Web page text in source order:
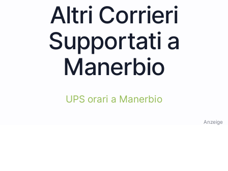
Altri Corrieri
Supportati a
Manerbio
UPS orari a Manerbio
Anzeige